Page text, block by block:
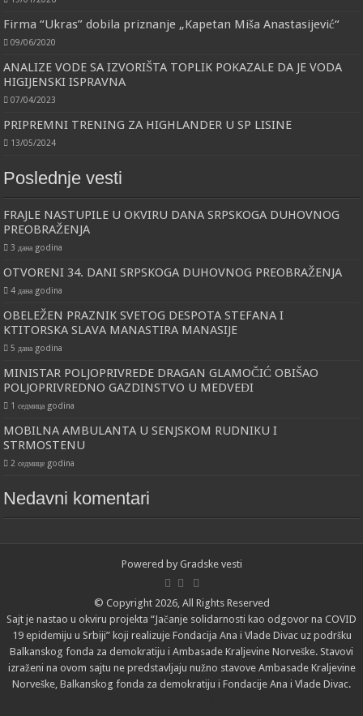
Firma “Ukras” dobila priznanje „Kapetan Miša Anastasijević“
09/06/2020
ANALIZE VODE SA IZVORIŠTA TOPLIK POKAZALE DA JE VODA
HIGIJENSKI ISPRAVNA
07/04/2023
PRIPREMNI TRENING ZA HIGHLANDER U SP LISINE
13/05/2024
Poslednje vesti
FRAJLE NASTUPILE U OKVIRU DANA SRPSKOGA DUHOVNOG
PREOBRAŽENJA
3 дана godina
OTVORENI 34. DANI SRPSKOGA DUHOVNOG PREOBRAŽENJA
4 дана godina
OBELEŽEN PRAZNIK SVETOG DESPOTA STEFANA I
KTITORSKA SLAVA MANASTIRA MANASIJE
5 дана godina
MINISTAR POLJOPRIVREDE DRAGAN GLAMOČIĆ OBIŠAO
POLJOPRIVREDNO GAZDINSTVO U MEDVEĐI
1 седмица godina
MOBILNA AMBULANTA U SENJSKOM RUDNIKU I
STRMOSTENU
2 седмице godina
Nedavni komentari
Powered by Gradske vesti
© Copyright 2026, All Rights Reserved
Sajt je nastao u okviru projekta “Jačanje solidarnosti kao odgovor na COVID
19 epidemiju u Srbiji” koji realizuje Fondacija Ana i Vlade Divac uz podršku
Balkanskog fonda za demokratiju i Ambasade Kraljevine Norveške. Stavovi
izraženi na ovom sajtu ne predstavljaju nužno stavove Ambasade Kraljevine
Norveške, Balkanskog fonda za demokratiju i Fondacije Ana i Vlade Divac.